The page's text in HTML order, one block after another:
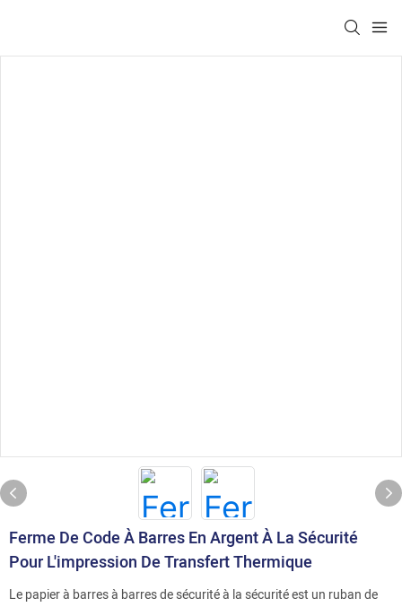
Ferme De Code À Barres En Argent À La Sécurité
Pour L'impression De Transfert Thermique
Le papier à barres à barres de sécurité à la sécurité est un ruban de